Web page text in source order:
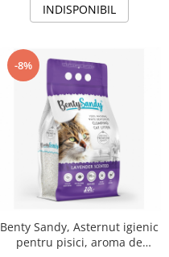
INDISPONIBIL
-8%
Benty Sandy, Asternut igienic
pentru pisici, aroma de